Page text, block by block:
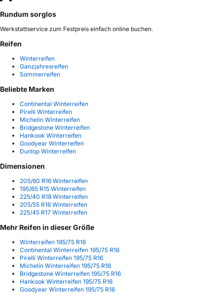
Rundum sorglos
Werkstattservice zum Festpreis einfach online buchen.
Reifen
Winterreifen
Ganzjahresreifen
Sommerreifen
Beliebte Marken
Continental Winterreifen
Pirelli Winterreifen
Michelin Winterreifen
Bridgestone Winterreifen
Hankook Winterreifen
Goodyear Winterreifen
Dunlop Winterreifen
Dimensionen
205/60 R16 Winterreifen
195/65 R15 Winterreifen
225/40 R18 Winterreifen
205/55 R16 Winterreifen
225/45 R17 Winterreifen
Mehr Reifen in dieser Größe
Winterreifen 195/75 R16
Continental Winterreifen 195/75 R16
Pirelli Winterreifen 195/75 R16
Michelin Winterreifen 195/75 R16
Bridgestone Winterreifen 195/75 R16
Hankook Winterreifen 195/75 R16
Goodyear Winterreifen 195/75 R16